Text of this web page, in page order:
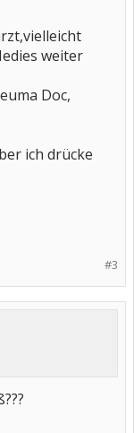
weiter
Doc,
ich drücke
#3